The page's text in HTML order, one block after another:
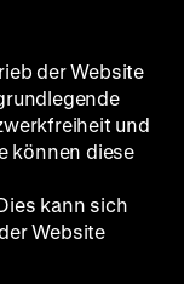
der Website
und
können diese
kann sich
Website